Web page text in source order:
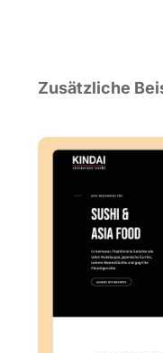
Zusätz­li­che